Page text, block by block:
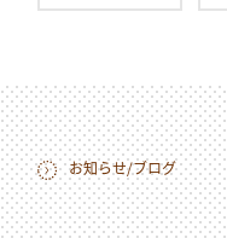
お知らせ/ブログ